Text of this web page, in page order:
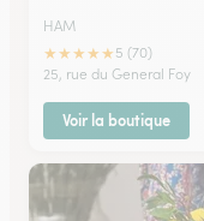
HAM
★★★★★ 5 (70)
25, rue du General Foy
Voir la boutique